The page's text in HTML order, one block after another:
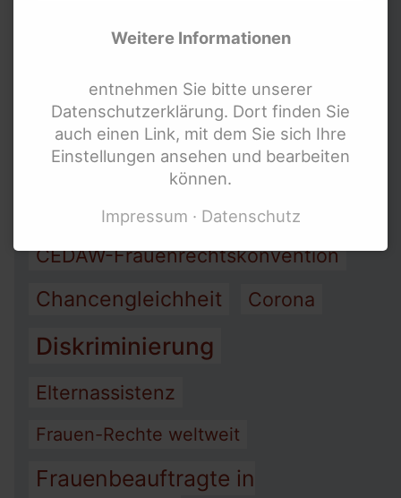
Netzwerke und
behinderte Frauen
Links für Lesben und LSBTIQ* mit
Behinderung
Links für Mädchen mit Behinderung
Menschen mit Behinderung
Bundesweite Frauenorganisationen
Internationale Links
Armut
Barrierefreiheit
Bewegung behinderter Frauen
Bundesteilhabegesetz (BTHG)
CEDAW-Frauenrechtskonvention
Chancengleichheit Corona
Diskriminierung
Elternassistenz
Frauen-Rechte weltweit
Frauenbeauftragte in
Weitere Informationen
entnehmen Sie bitte unserer
Datenschutzerklärung. Dort finden Sie
auch einen Link, mit dem Sie sich Ihre
Einstellungen ansehen und bearbeiten
können.
Impressum
Datenschutz